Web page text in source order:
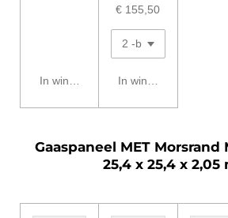
In winkelwagen
€ 155,50
In winkelwagen
Gaaspaneel MET Morsrand
25,4 x 25,4 x 2,05